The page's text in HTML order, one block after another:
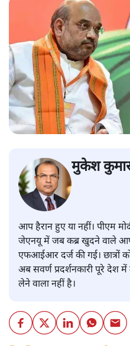
मुकेश
आप हैरान हुए या नहीं। पीएम
जेएनयू में जब कब्र खुदने वाले
एफआईआर दर्ज की गई। छात्रों
अब सवर्ण प्रदर्शनकारी पूरे देश में
लेने वाला नहीं है।